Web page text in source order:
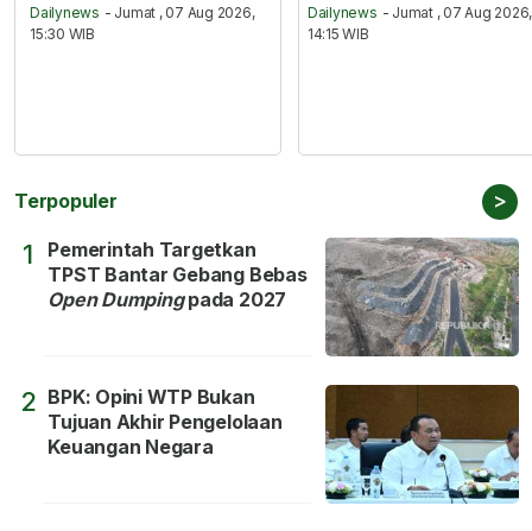
Dailynews - Jumat , 07 Aug 2026,
15:30 WIB
Dailynews - Jumat , 07 Aug 2026,
14:15 WIB
Terpopuler >
1
Pemerintah Targetkan
TPST Bantar Gebang Bebas
Open Dumpingpada 2027
2 BPK: Opini WTP Bukan
Tujuan Akhir Pengelolaan
Keuangan Negara